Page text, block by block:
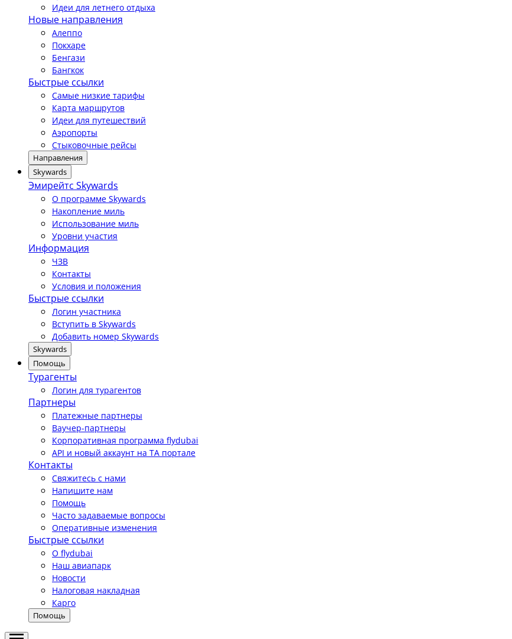
Идеи для летнего отдыха
Новые направления
Алеппо
Покхаре
Бенгази
Бангкок
Быстрые ссылки
Самые низкие тарифы
Карта маршрутов
Идеи для путешествий
Аэропорты
Стыковочные рейсы
Направления
Skywards
Эмирейтс Skywards
О программе Skywards
Накопление миль
Использование миль
Уровни участия
Информация
ЧЗВ
Контакты
Условия и положения
Быстрые ссылки
Логин участника
Вступить в Skywards
Добавить номер Skywards
Skywards
Помощь
Турагенты
Логин для турагентов
Партнеры
Платежные партнеры
Ваучер-партнеры
Корпоративная программа flydubai
API и новый аккаунт на TA портале
Контакты
Свяжитесь с нами
Напишите нам
Помощь
Часто задаваемые вопросы
Оперативные изменения
Быстрые ссылки
О flydubai
Наш авиапарк
Новости
Налоговая накладная
Карго
Помощь